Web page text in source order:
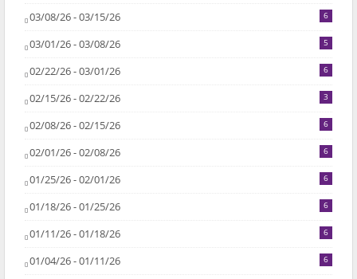
03/08/26 - 03/15/26 6
03/01/26 - 03/08/26 5
02/22/26 - 03/01/26 6
02/15/26 - 02/22/26 3
02/08/26 - 02/15/26 6
02/01/26 - 02/08/26 6
01/25/26 - 02/01/26 6
01/18/26 - 01/25/26 6
01/11/26 - 01/18/26 6
01/04/26 - 01/11/26 6